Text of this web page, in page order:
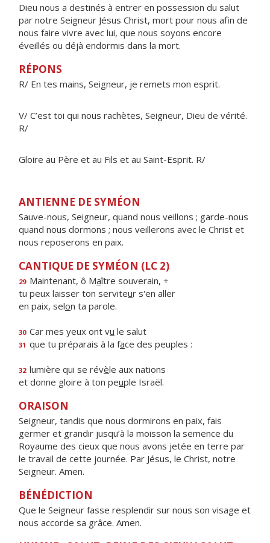
Dieu nous a destinés à entrer en possession du salut
par notre Seigneur Jésus Christ, mort pour nous afin de
nous faire vivre avec lui, que nous soyons encore
éveillés ou déjà endormis dans la mort.
RÉPONS
R/ En tes mains, Seigneur, je remets mon esprit.
V/ C’est toi qui nous rachètes, Seigneur, Dieu de vérité.
R/
Gloire au Père et au Fils et au Saint-Esprit. R/
ANTIENNE DE SYMÉON
Sauve-nous, Seigneur, quand nous veillons ; garde-nous
quand nous dormons ; nous veillerons avec le Christ et
nous reposerons en paix.
CANTIQUE DE SYMÉON (LC 2)
29 Maintenant, ô Maître souverain, +
tu peux laisser ton serviteur s'en aller
en paix, selon ta parole.
30 Car mes yeux ont vu le salut
31 que tu préparais à la face des peuples :
32 lumière qui se révèle aux nations
et donne gloire à ton peuple Israël.
ORAISON
Seigneur, tandis que nous dormirons en paix, fais
germer et grandir jusqu’à la moisson la semence du
Royaume des cieux que nous avons jetée en terre par
le travail de cette journée. Par Jésus, le Christ, notre
Seigneur. Amen.
BÉNÉDICTION
Que le Seigneur fasse resplendir sur nous son visage et
nous accorde sa grâce. Amen.